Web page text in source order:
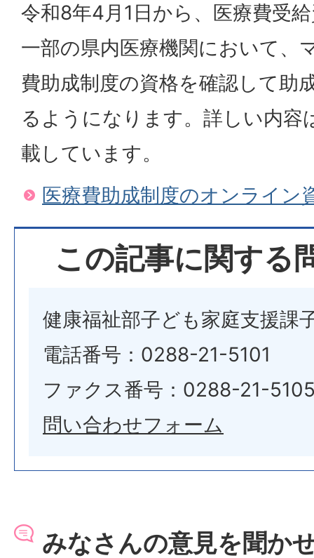
令和8年4月1日から、医療費受
一部の県内医療機関において、
費助成制度の資格を確認して助
るようになります。詳しい内容
載しています。
医療費助成制度のオンライン
この記事に関する
健康福祉部子ども家庭支援課
電話番号：0288-21-5101
ファクス番号：0288-21-
問い合わせフォーム
みなさんの意見を聞か